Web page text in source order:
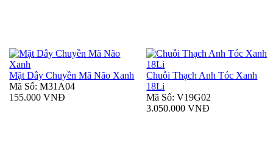
Mặt Dây Chuyền Mã Não Xanh
Mã Số: M31A04
155.000 VNĐ
Chuỗi Thạch Anh Tóc Xanh
18Li
Mã Số: V19G02
3.050.000 VNĐ